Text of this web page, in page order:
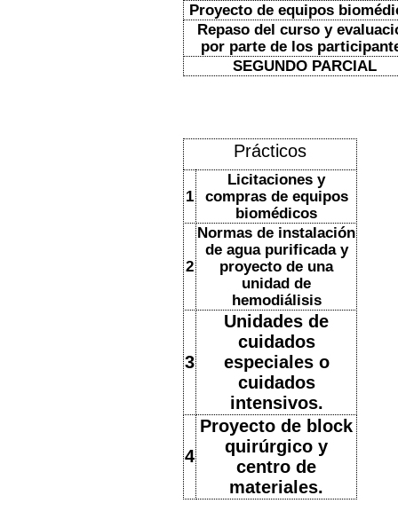
Proyecto de equipos
Repaso del curso y
por parte de los
SEGUNDO PARCIAL
Prácticos
1
Licitaciones y
compras de equipos
biomédicos
2
Normas de instalación
de agua purificada y
proyecto de una
unidad de
hemodiálisis
3
Unidades de
cuidados
especiales o
cuidados
intensivos.
4
Proyecto de block
quirúrgico y
centro de
materiales.